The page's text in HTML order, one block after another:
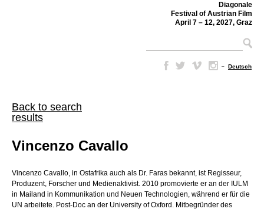
Diagonale
Festival of Austrian Film
April 7 – 12, 2027, Graz
– Deutsch
Back to search
results
Vincenzo Cavallo
Vincenzo Cavallo, in Ostafrika auch als Dr. Faras bekannt, ist Regisseur,
Produzent, Forscher und Medienaktivist. 2010 promovierte er an der IULM
in Mailand in Kommunikation und Neuen Technologien, während er für die
UN arbeitete. Post-Doc an der University of Oxford. Mitbegründer des